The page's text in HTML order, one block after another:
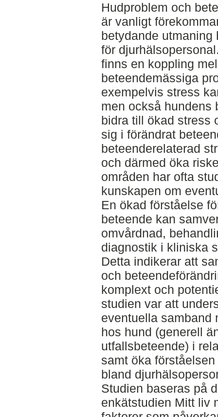
Hudproblem och
är vanligt
betydande utmaning
för
finns en koppling
beteendemässiga
exempelvis stress
men också hundens
bidra till ökad stress
sig i förändrat
beteenderelaterad
och därmed öka
områden har ofta
kunskapen om
En ökad förståelse
beteende kan
omvårdnad,
diagnostik i kliniska
Detta indikerar att
och
komplext och
studien var att
eventuella samband
hos hund (generell
utfallsbeteende) i
samt öka
bland
Studien baseras på
enkätstudien Mitt liv